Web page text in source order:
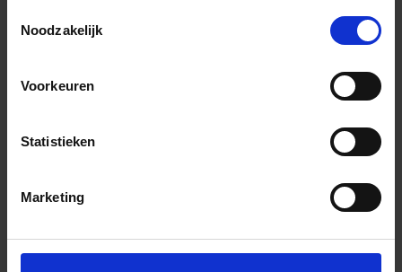
Noodzakelijk
Voorkeuren
Statistieken
Marketing